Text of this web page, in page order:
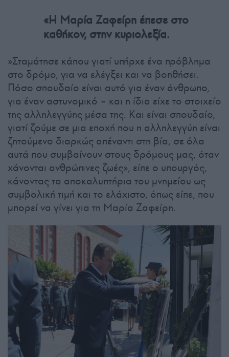
«Η Μαρία Ζαφείρη έπεσε στο
καθήκον, στην κυριολεξία.
»Σταμάτησε κάπου γιατί υπήρχε ένα πρόβλημα
στο δρόμο, για να ελέγξει και να βοηθήσει.
Πόσο σπουδαίο είναι αυτό για έναν άνθρωπο,
για έναν αστυνομικό – και η ίδια είχε το στοιχείο
της αλληλεγγύης μέσα της. Και είναι σπουδαίο,
γιατί ζούμε σε μια εποχή που η αλληλεγγύη είναι
ζητούμενο διαρκώς απέναντι στη βία, σε όλα
αυτά που συμβαίνουν στους δρόμους μας, όταν
χάνονται ανθρώπινες ζωές», είπε ο υπουργός,
κάνοντας τα αποκαλυπτήρια του μνημείου ως
συμβολική τιμή και το ελάχιστο, όπως είπε, που
μπορεί να γίνει για τη Μαρία Ζαφείρη.